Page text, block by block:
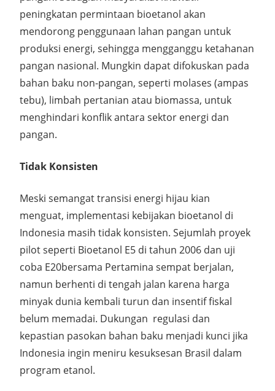
peningkatan permintaan bioetanol akan
mendorong penggunaan lahan pangan untuk
produksi energi, sehingga mengganggu ketahanan
pangan nasional. Mungkin dapat difokuskan pada
bahan baku non-pangan, seperti molases (ampas
tebu), limbah pertanian atau biomassa, untuk
menghindari konflik antara sektor energi dan
pangan.
Tidak Konsisten
Meski semangat transisi energi hijau kian
menguat, implementasi kebijakan bioetanol di
Indonesia masih tidak konsisten. Sejumlah proyek
pilot seperti Bioetanol E5 di tahun 2006 dan uji
coba E20bersama Pertamina sempat berjalan,
namun berhenti di tengah jalan karena harga
minyak dunia kembali turun dan insentif fiskal
belum memadai. Dukungan regulasi dan
kepastian pasokan bahan baku menjadi kunci jika
Indonesia ingin meniru kesuksesan Brasil dalam
program etanol.